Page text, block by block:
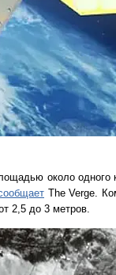
около одного
The Verge.
2,5 до 3 метров.